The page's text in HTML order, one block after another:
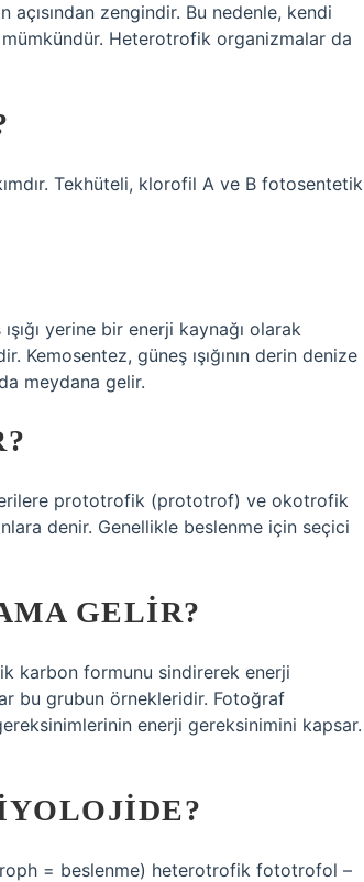
zengindir. Bu nedenle, kendi
Heterotrofik organizmalar da
Tekhüteli, klorofil A ve B fotosentetik
yerine bir enerji kaynağı olarak
güneş ışığının derin denize
meydana gelir.
prototrofik (prototrof) ve okotrofik
denir. Genellikle beslenme için seçici
GELIR?
karbon formunu sindirerek enerji
bu grubun örnekleridir. Fotoğraf
enerji gereksinimini kapsar.
= beslenme) heterotrofik fototrofol –